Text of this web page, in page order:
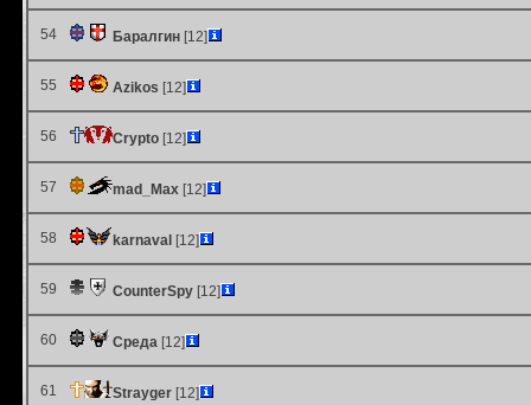
54 Баралгин [12]
55 Azikos [12]
56 Crypto [12]
57 mad_Max [12]
58 karnaval [12]
59 CounterSpy [12]
60 Среда [12]
61 Strayger [12]